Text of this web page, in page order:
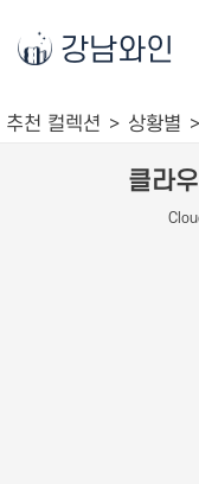
강남와인
추천 컬렉션 상황별
클라